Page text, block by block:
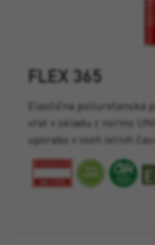
FLEX 365
Elastična poliuretanska
vrat v skladu z normo
uporabo v vseh letnih